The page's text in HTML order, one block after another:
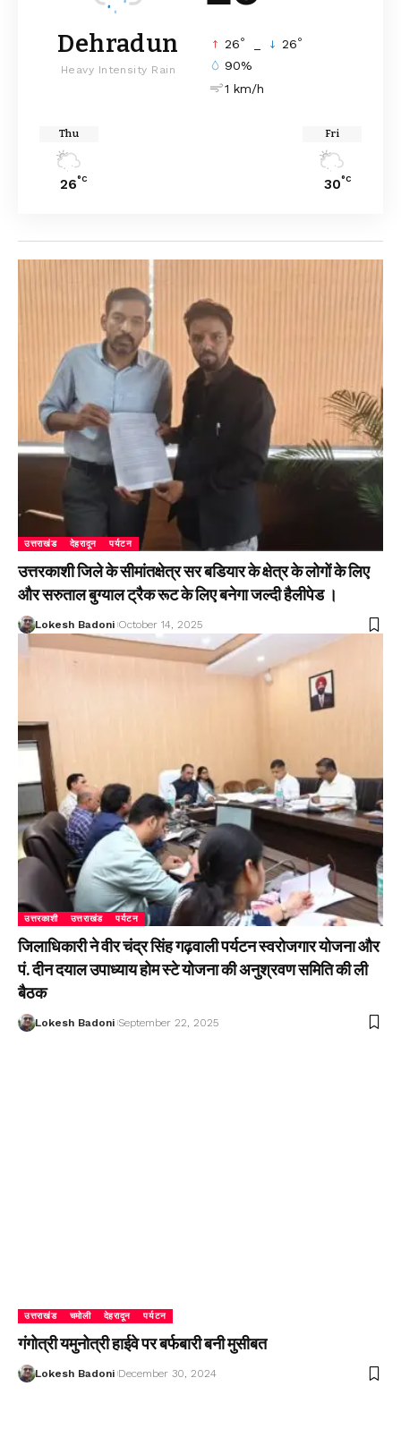
Dehradun
Heavy Intensity Rain
26° 26°
90%
1 km/h
Thu
26°C
Fri
30°C
उत्तराखंड देहरादून पर्यटन
उत्तरकाशी जिले के सीमांतक्षेत्र सर बडियार के क्षेत्र के लोगों के लिए
और सरुताल बुग्याल ट्रैक रूट के लिए बनेगा जल्दी हैलीपेड ।
Lokesh Badoni October 14, 2025
उत्तरकाशी उत्तराखंड पर्यटन
जिलाधिकारी ने वीर चंद्र सिंह गढ़वाली पर्यटन स्वरोजगार योजना और
पं. दीन दयाल उपाध्याय होम स्टे योजना की अनुश्रवण समिति की ली
बैठक
Lokesh Badoni September 22, 2025
उत्तराखंड चमोली देहरादून पर्यटन
गंगोत्री यमुनोत्री हाईवे पर बर्फबारी बनी मुसीबत
Lokesh Badoni December 30, 2024